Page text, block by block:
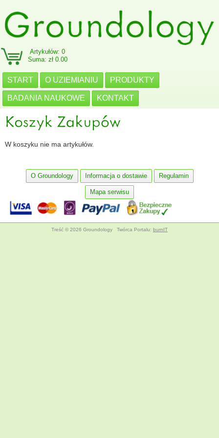
Artykułów: 0
Suma: zł 0.00
START O UZIEMIANIU PRODUKTY
BADANIA NAUKOWE KONTAKT
W koszyku nie ma artykułów.
O Groundology Informacja o dostawie Regulamin
Mapa serwisu
Treść © 2026 Groundology Twórca Portalu: burnIT